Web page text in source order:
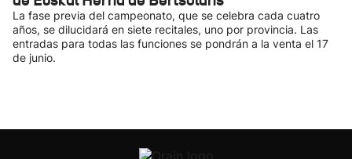
La fase previa del campeonato, que se celebra cada cuatro
años, se dilucidará en siete recitales, uno por provincia. Las
entradas para todas las funciones se pondrán a la venta el 17
de junio.